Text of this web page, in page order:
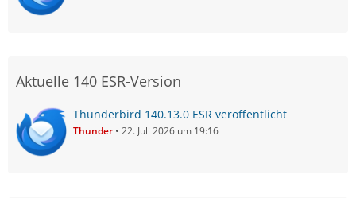
Aktuelle 140 ESR-Version
Thunderbird 140.13.0 ESR veröffentlicht
Thunder 22. Juli 2026 um 19:16